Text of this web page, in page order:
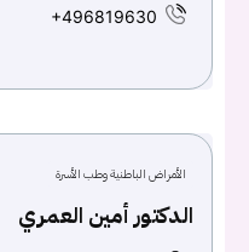
+496819630
الأمراض الباطنية وطب الأسرة
الدكتور أمين العمري